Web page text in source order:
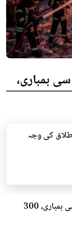
بمباری،
کی وجہ
یوکرین: ماریوپول تھیٹر پر روسی بمباری، 300